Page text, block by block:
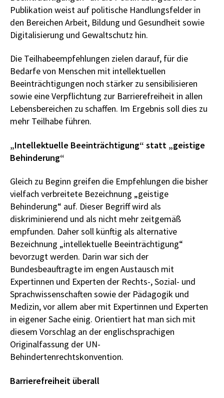
Publikation weist auf politische Handlungsfelder in
den Bereichen Arbeit, Bildung und Gesundheit sowie
Digitalisierung und Gewaltschutz hin.
Die Teilhabeempfehlungen zielen darauf, für die
Bedarfe von Menschen mit intellektuellen
Beeinträchtigungen noch stärker zu sensibilisieren
sowie eine Verpflichtung zur Barrierefreiheit in allen
Lebensbereichen zu schaffen. Im Ergebnis soll dies zu
mehr Teilhabe führen.
„Intellektuelle Beeinträchtigung“ statt „geistige
Behinderung“
Gleich zu Beginn greifen die Empfehlungen die bisher
vielfach verbreitete Bezeichnung „geistige
Behinderung“ auf. Dieser Begriff wird als
diskriminierend und als nicht mehr zeitgemäß
empfunden. Daher soll künftig als alternative
Bezeichnung „intellektuelle Beeinträchtigung“
bevorzugt werden. Darin war sich der
Bundesbeauftragte im engen Austausch mit
Expertinnen und Experten der Rechts-, Sozial- und
Sprachwissenschaften sowie der Pädagogik und
Medizin, vor allem aber mit Expertinnen und Experten
in eigener Sache einig. Orientiert hat man sich mit
diesem Vorschlag an der englischsprachigen
Originalfassung der UN-
Behindertenrechtskonvention.
Barrierefreiheit überall